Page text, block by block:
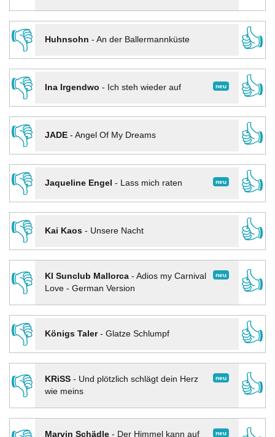
👎
Huhnsohn - An der Ballermannküste
👍
👎
neu
Ina Irgendwo - Ich steh wieder auf
👍
👎
JADE- Angel Of My Dreams
👍
👎
neu
Jaqueline Engel - Lass mich raten
👍
👎
Kai Kaos- Unsere Nacht
👍
👎
neu
KI Sunclub Mallorca- Adios my Carnival
Love - German Version
👍
👎
Königs Taler- Glatze Schlumpf
👍
👎
neu
KRiSS- Und plötzlich schlägt dein Herz
wie meins
👍
neu
Marvin Schädle- Der Himmel kann auf